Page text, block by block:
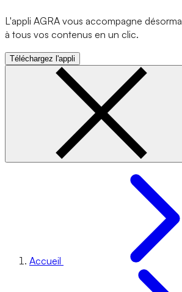
L'appli AGRA vous accompagne
à tous vos contenus en un clic.
Téléchargez l'appli
Accueil